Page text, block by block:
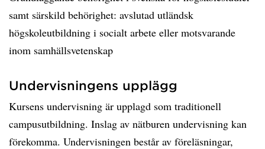
samt särskild behörighet: avslutad utländsk
högskoleutbildning i socialt arbete eller motsvarande
inom samhällsvetenskap
Undervisningens upplägg
Kursens undervisning är upplagd som traditionell
campusutbildning. Inslag av nätburen undervisning kan
förekomma. Undervisningen består av föreläsningar,